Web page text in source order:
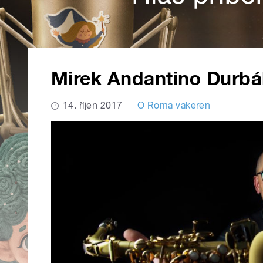
Mirek Andantino
14. říjen 2017 O Roma vakeren